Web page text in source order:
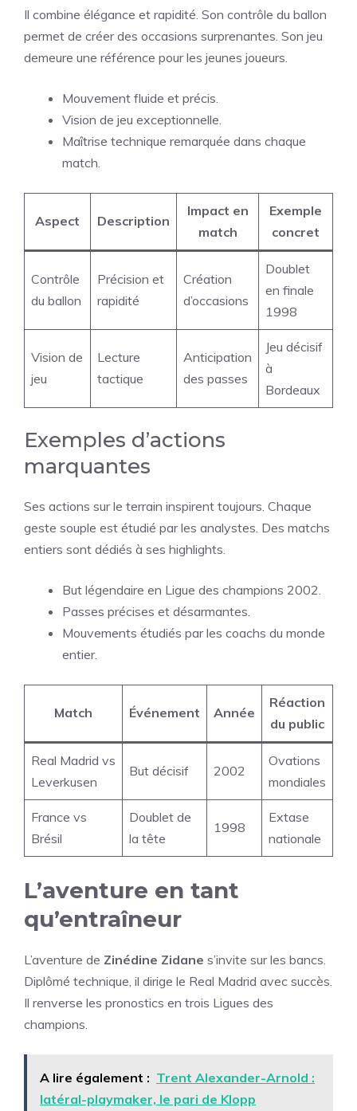
Il combine élégance et rapidité. Son contrôle du ballon
permet de créer des occasions surprenantes. Son jeu
demeure une référence pour les jeunes joueurs.
Mouvement fluide et précis.
Vision de jeu exceptionnelle.
Maîtrise technique remarquée dans chaque
match.
Aspect Description
Impact en
match
Exemple
concret
Contrôle
du ballon
Précision et
rapidité
Création
d’occasions
Doublet
en finale
1998
Vision de
jeu
Lecture
tactique
Anticipation
des passes
Jeu décisif
à
Bordeaux
Exemples d’actions
marquantes
Ses actions sur le terrain inspirent toujours. Chaque
geste souple est étudié par les analystes. Des matchs
entiers sont dédiés à ses highlights.
But légendaire en Ligue des champions 2002.
Passes précises et désarmantes.
Mouvements étudiés par les coachs du monde
entier.
Match Événement Année
Réaction
du public
Real Madrid vs
Leverkusen
But décisif 2002
Ovations
mondiales
France vs
Brésil
Doublet de
la tête
1998
Extase
nationale
L’aventure en tant
qu’entraîneur
L’aventure de Zinédine Zidane s’invite sur les bancs.
Diplômé technique, il dirige le Real Madrid avec succès.
Il renverse les pronostics en trois Ligues des
champions.
A lire également : Trent Alexander-Arnold :
latéral-playmaker, le pari de Klopp